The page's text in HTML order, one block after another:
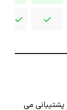
پشتیبانی می